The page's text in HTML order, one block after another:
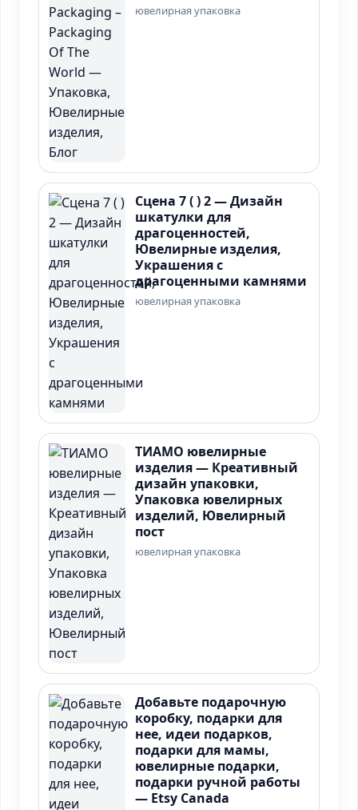
ювелирная упаковка
Сцена 7 ( ) 2 — Дизайн
шкатулки для
драгоценностей,
Ювелирные изделия,
Украшения с
драгоценными камнями
ювелирная упаковка
ТИАМО ювелирные
изделия — Креативный
дизайн упаковки,
Упаковка ювелирных
изделий, Ювелирный
пост
ювелирная упаковка
Добавьте подарочную
коробку, подарки для
нее, идеи подарков,
подарки для мамы,
ювелирные подарки,
подарки ручной работы
— Etsy Canada